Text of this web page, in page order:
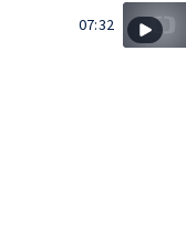
07:32